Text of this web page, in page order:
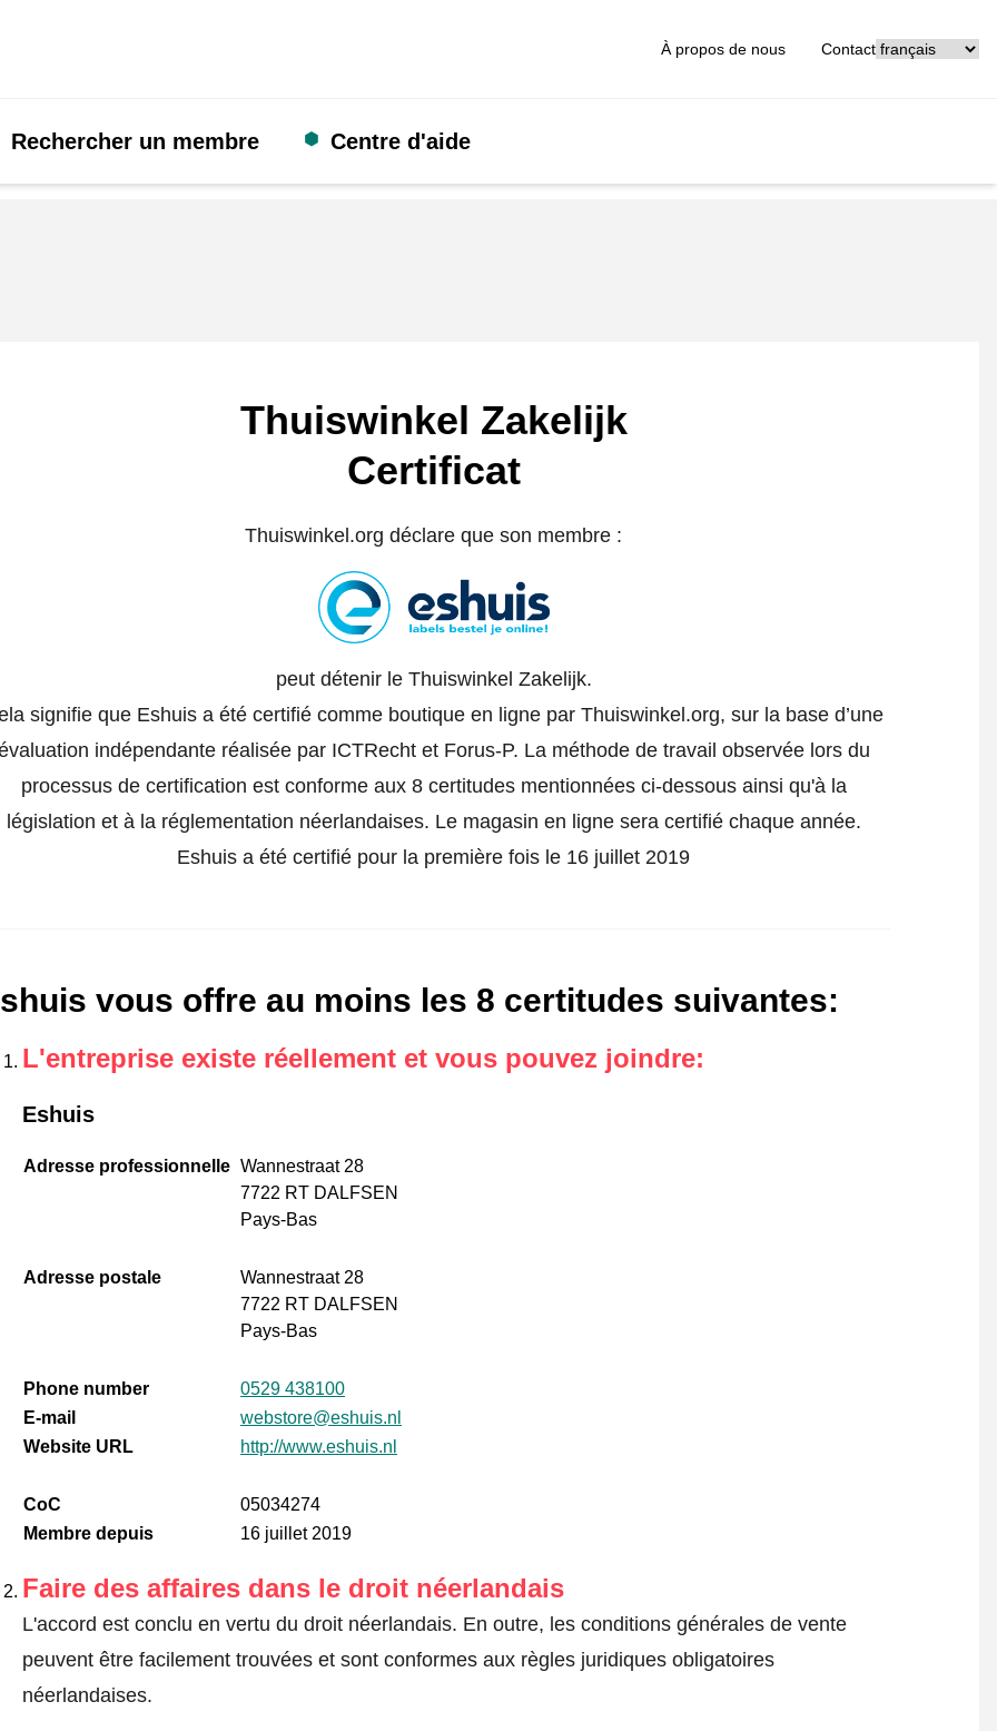
À propos de nous Contact
Rechercher un membre Centre d'aide
Thuiswinkel Zakelijk
Certificat
Thuiswinkel.org déclare que son membre :
peut détenir le Thuiswinkel Zakelijk.
signifie que Eshuis a été certifié comme boutique en ligne par Thuiswinkel.org, sur la base d’une
indépendante réalisée par ICTRecht et Forus-P. La méthode de travail observée lors du
processus de certification est conforme aux 8 certitudes mentionnées ci-dessous ainsi qu'à la
législation et à la réglementation néerlandaises. Le magasin en ligne sera certifié chaque année.
Eshuis a été certifié pour la première fois le 16 juillet 2019
vous offre au moins les 8 certitudes suivantes:
L'entreprise existe réellement et vous pouvez joindre:
Eshuis
Adresse professionnelle Wannestraat 28
7722 RT DALFSEN
Pays-Bas
Adresse postale
Wannestraat 28
7722 RT DALFSEN
Pays-Bas
Phone number
0529 438100
E-mail
webstore@eshuis.nl
Website URL
http://www.eshuis.nl
CoC
05034274
Membre depuis
16 juillet 2019
Faire des affaires dans le droit néerlandais
L'accord est conclu en vertu du droit néerlandais. En outre, les conditions générales de vente
peuvent être facilement trouvées et sont conformes aux règles juridiques obligatoires
néerlandaises.